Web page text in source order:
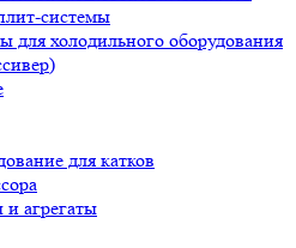
системы
для холодильного оборудования
для катков
агрегаты